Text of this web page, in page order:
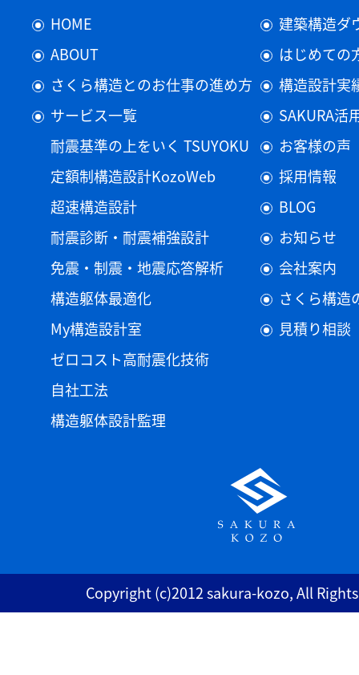
HOME
ABOUT
さくら構造とのお仕事の進め方
サービス一覧
耐震基準の上をいく TSUYOKU
定額制構造設計KozoWeb
超速構造設計
耐震診断・耐震補強設計
免震・制震・地震応答解析
構造躯体最適化
My構造設計室
ゼロコスト高耐震化技術
自社工法
構造躯体設計監理
建築構造ダ
はじめての
構造設計実
SAKURA活
お客様の声
採用情報
BLOG
お知らせ
会社案内
さくら構造
見積り相談
Copyright (c)2012 sakura-kozo, All